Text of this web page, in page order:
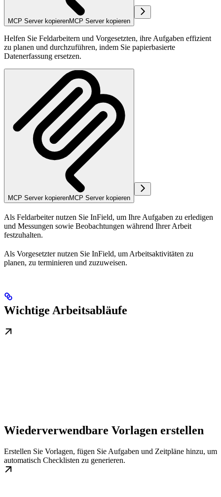
MCP Server kopierenMCP Server kopieren
Helfen Sie Feldarbeitern und Vorgesetzten, ihre Aufgaben effizient
zu planen und durchzuführen, indem Sie papierbasierte
Datenerfassung ersetzen.
MCP Server kopierenMCP Server kopieren
Als Feldarbeiternutzen Sie InField, um Ihre Aufgaben zu erledigen
und Messungen sowie Beobachtungen während Ihrer Arbeit
festzuhalten.
Als Vorgesetzternutzen Sie InField, um Arbeitsaktivitäten zu
planen, zu terminieren und zuzuweisen.
Wichtige Arbeitsabläufe
Wiederverwendbare Vorlagen erstellen
Erstellen Sie Vorlagen, fügen Sie Aufgaben und Zeitpläne hinzu, um
automatisch Checklisten zu generieren.